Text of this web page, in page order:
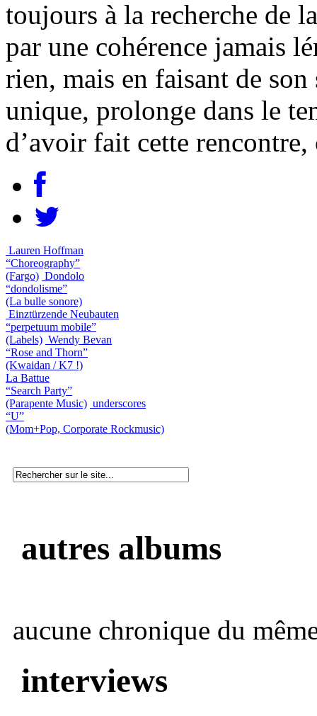
toujours à la recherche de
par une cohérence jamais
rien, mais en faisant de
unique, prolonge dans le
d’avoir fait cette
Lauren Hoffman
“Choreography”
(Fargo) Dondolo
“dondolisme”
(La bulle sonore)
Einztürzende Neubauten
“perpetuum mobile”
(Labels) Wendy Bevan
“Rose and Thorn”
(Kwaidan / K7 !)
La Battue
“Search Party”
(Parapente Music) underscores
“U”
(Mom+Pop, Corporate Rockmusic)
autres albums
aucune chronique du
interviews